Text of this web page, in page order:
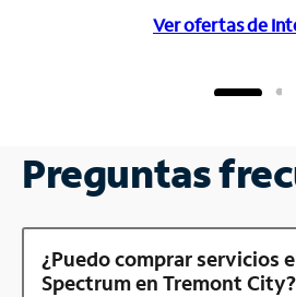
Ver ofertas de
Preguntas
¿Puedo comprar servicios
Spectrum en Tremont City?